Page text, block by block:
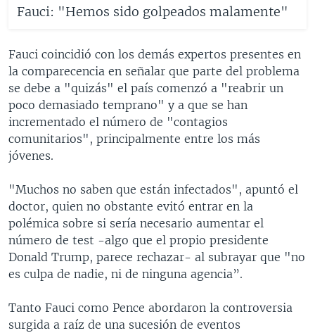
Fauci: "Hemos sido golpeados malamente"
Fauci coincidió con los demás expertos presentes en
la comparecencia en señalar que parte del problema
se debe a "quizás" el país comenzó a "reabrir un
poco demasiado temprano" y a que se han
incrementado el número de "contagios
comunitarios", principalmente entre los más
jóvenes.
"Muchos no saben que están infectados", apuntó el
doctor, quien no obstante evitó entrar en la
polémica sobre si sería necesario aumentar el
número de test -algo que el propio presidente
Donald Trump, parece rechazar- al subrayar que "no
es culpa de nadie, ni de ninguna agencia”.
Tanto Fauci como Pence abordaron la controversia
surgida a raíz de una sucesión de eventos